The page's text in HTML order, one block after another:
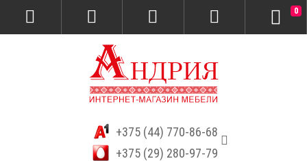
+375 (44) 770-86-68
+375 (29) 280-97-79
0